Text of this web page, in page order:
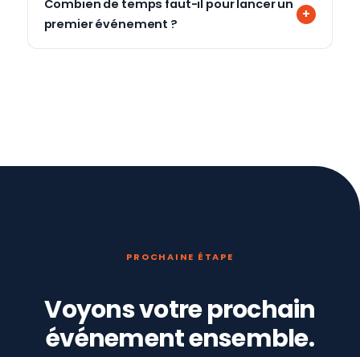
Combien de temps faut-il pour lancer un
premier événement ?
PROCHAINE ÉTAPE
Voyons votre prochain
événement ensemble.